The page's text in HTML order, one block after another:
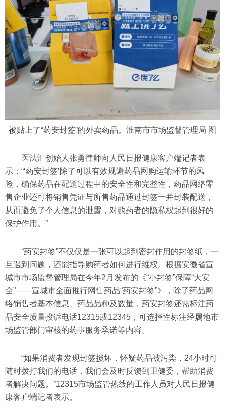
被贴上了“药安封签”的外卖药品。淮南市市场监督管理局 图
医法汇创始人张勇律师向人民日报健康客户端记者表
示：“‘药安封签’除了可以有效规避药品网购运输环节的风
险，确保药品在配送过程中的安全性和完整性，药品网络零
售企业还可将销售凭证与所售药品通过封签一并封装配送，
从而避免了个人信息的泄露，对购药者的隐私权起到很好的
保护作用。”
“药安封签”不仅仅是一张可以起到密封作用的封签纸，一
旦遇到问题，还能指导购药者如何进行维权。根据安徽省宣
城市市场监督管理局在今年2月发布的《“小封签”保障“大安
全”——宣城市全面推行网售药品“药安封签”》，除了药品网
络销售者基本信息、药品品种及数量，药安封签还需标注药
品安全质量投诉电话12315或12345，可选择性标注经属地市
场监管部门审核的药事服务承诺等内容。
“如果消费者发现封签损坏，怀疑药品被污染，24小时可
随时拨打我们的电话，我们会及时反馈到卫健委，帮助消费
者解决问题。”12315市场监管热线的工作人员对人民日报健
康客户端记者表示。